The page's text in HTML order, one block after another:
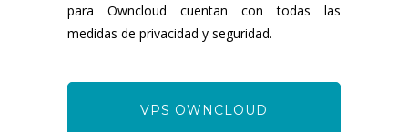
para Owncloud cuentan con todas las
medidas de privacidad y seguridad.
VPS OWNCLOUD